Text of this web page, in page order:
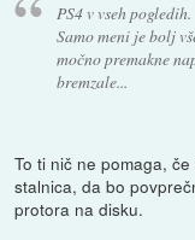
PS4 v vseh pogledih.
Samo meni je bolj
močno premakne
bremzale...
To ti nič ne pomaga,
stalnica, da bo
protora na disku.